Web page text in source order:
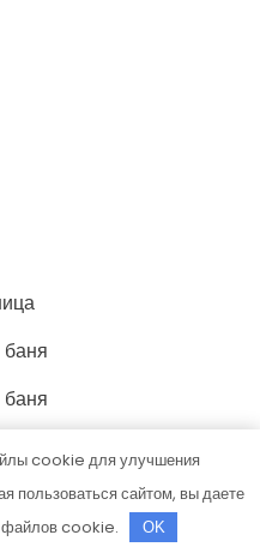
cookie для улучшения
пользоваться сайтом, вы даете
файлов cookie.
OK